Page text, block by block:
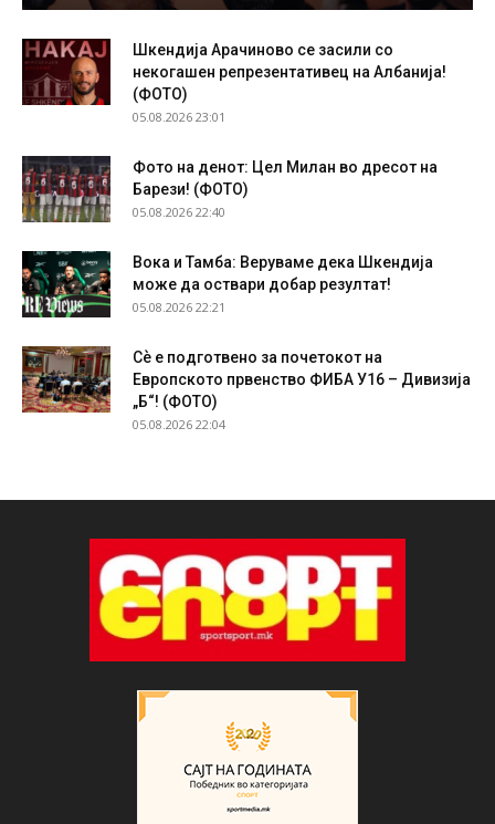
Шкендија Арачиново се засили со
некогашен репрезентативец на Албанија!
(ФОТО)
05.08.2026 23:01
Фото на денот: Цел Милан во дресот на
Барези! (ФОТО)
05.08.2026 22:40
Вока и Тамба: Веруваме дека Шкендија
може да оствари добар резултат!
05.08.2026 22:21
Сѐ е подготвено за почетокот на
Европското првенство ФИБА У16 – Дивизија
„Б“! (ФОТО)
05.08.2026 22:04